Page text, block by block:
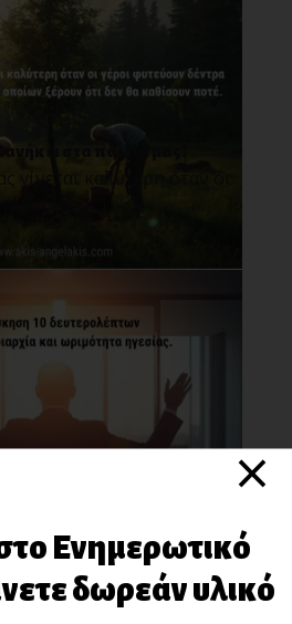
ανήκει στα παιδιά μας!
γίνεται καλύτερη όταν οι
γέροι φυτ[...]
μια [...]
×
Ενημερωτικό
δωρεάν υλικό